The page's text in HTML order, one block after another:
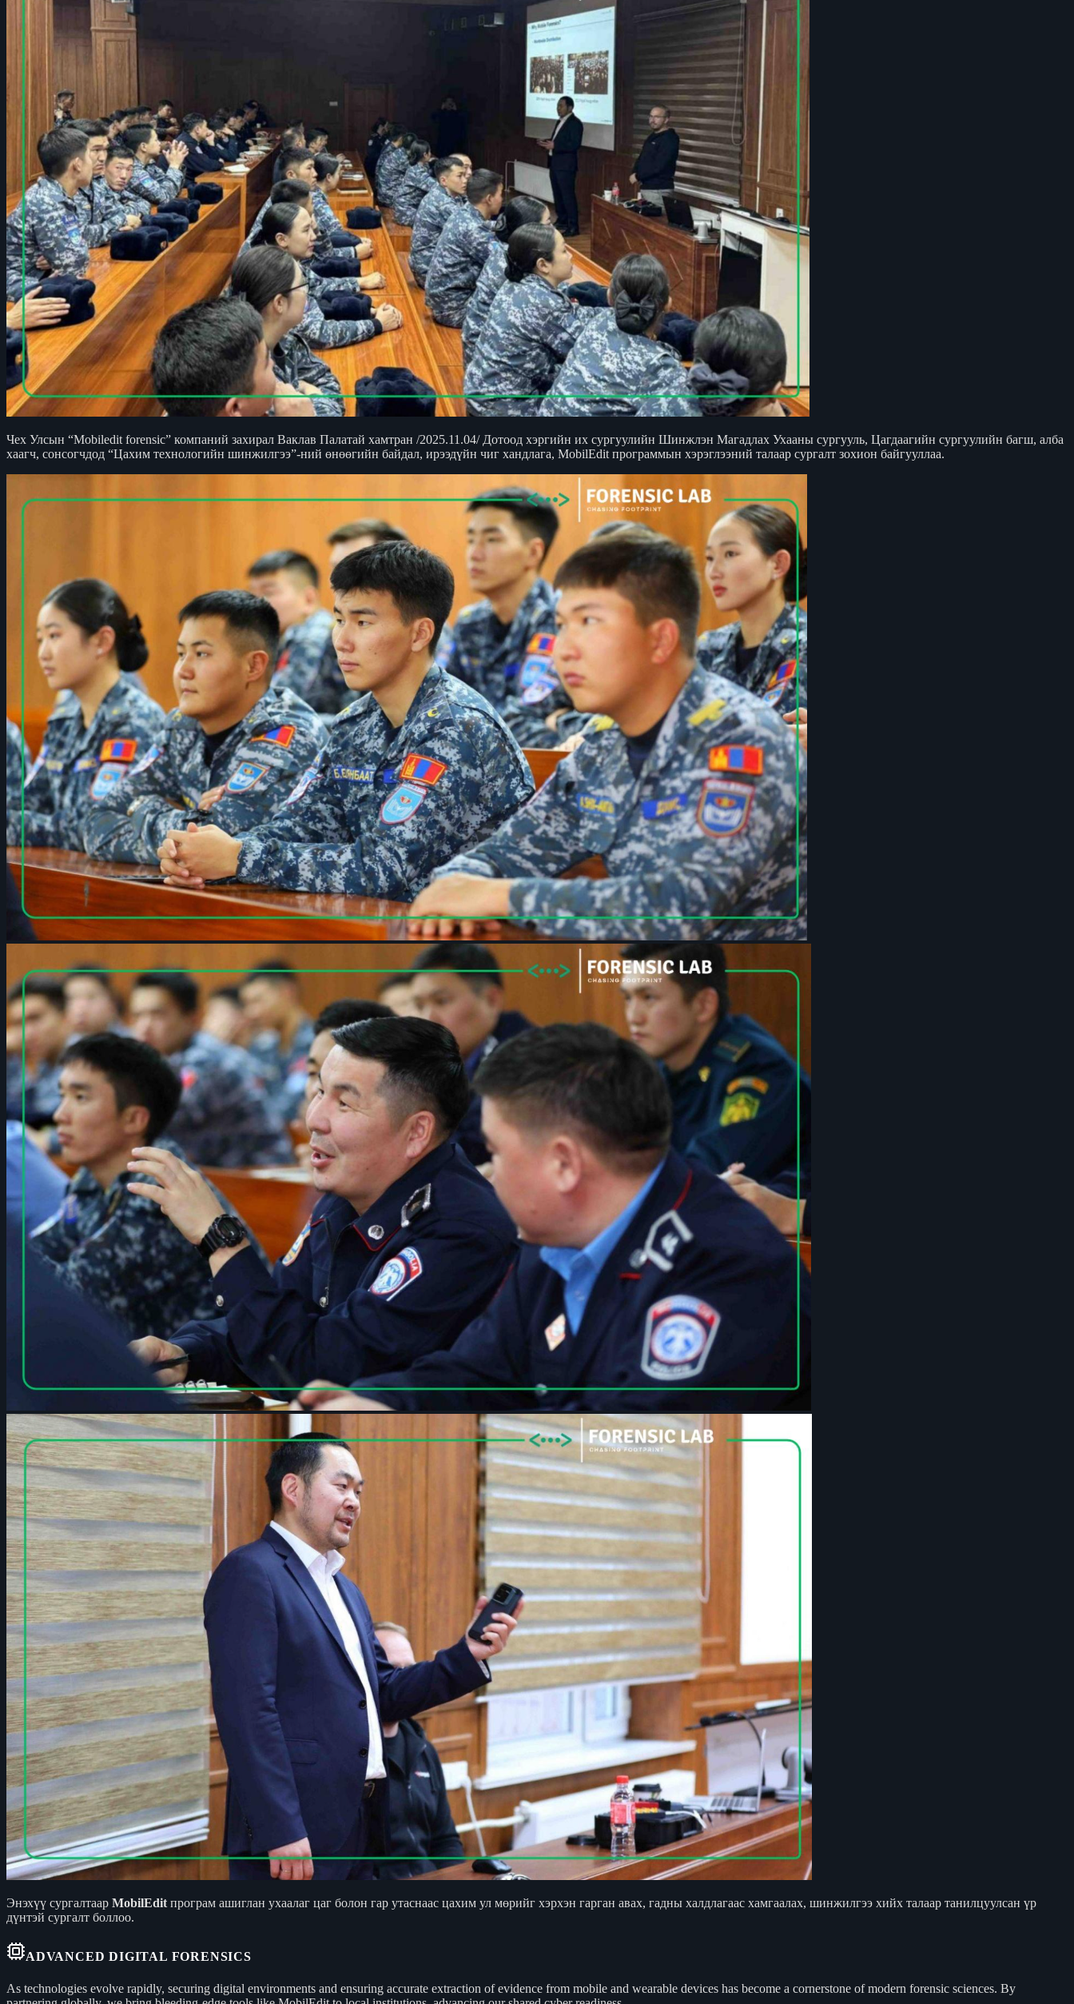
Чех Улсын “Mobiledit forensic” компаний захирал Ваклав Палатай хамтран /2025.11.04/ Дотоод хэргийн их сургуулийн Шинжлэн Магадлах Ухааны сургууль, Цагдаагийн сургуулийн багш, алба
хаагч, сонсогчдод “Цахим технологийн шинжилгээ”-ний өнөөгийн байдал, ирээдүйн чиг хандлага, MobilEdit программын хэрэглээний талаар сургалт зохион байгууллаа.
Энэхүү сургалтаар MobilEdit програм ашиглан ухаалаг цаг болон гар утаснаас цахим ул мөрийг хэрхэн гарган авах, гадны халдлагаас хамгаалах, шинжилгээ хийх талаар танилцуулсан үр
дүнтэй сургалт боллоо.
ADVANCED DIGITAL FORENSICS
As technologies evolve rapidly, securing digital environments and ensuring accurate extraction of evidence from mobile and wearable devices has become a cornerstone of modern forensic sciences. By